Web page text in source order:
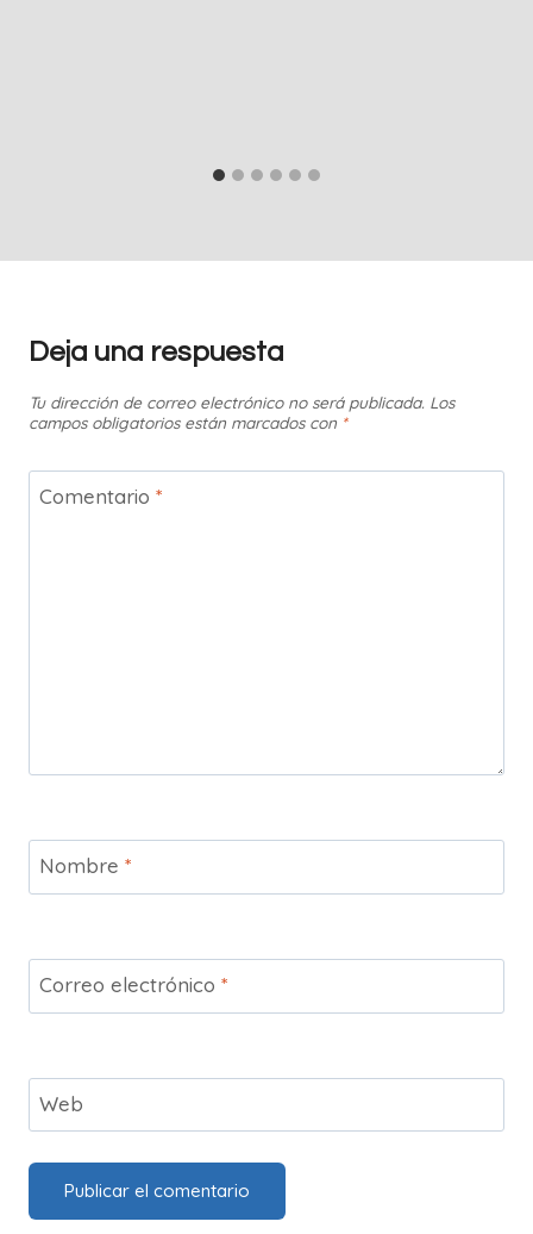
Deja una respuesta
Tu dirección de correo electrónico no será publicada. Los
campos obligatorios están marcados con *
Comentario *
Nombre *
Correo electrónico *
Web